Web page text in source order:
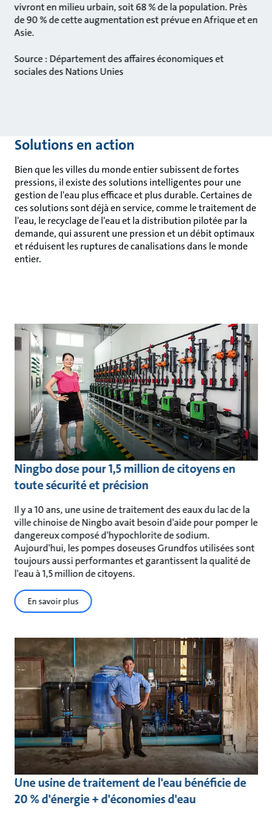
vivront en milieu urbain, soit 68 % de la population. Près
de 90 % de cette augmentation est prévue en Afrique et en
Asie.
Source : Département des affaires économiques et
sociales des Nations Unies
Solutions en action
Bien que les villes du monde entier subissent de fortes
pressions, il existe des solutions intelligentes pour une
gestion de l'eau plus efficace et plus durable. Certaines de
ces solutions sont déjà en service, comme le traitement de
l'eau, le recyclage de l'eau et la distribution pilotée par la
demande, qui assurent une pression et un débit optimaux
et réduisent les ruptures de canalisations dans le monde
entier.
Ningbo dose pour 1,5 million de citoyens en
toute sécurité et précision
Il y a 10 ans, une usine de traitement des eaux du lac de la
ville chinoise de Ningbo avait besoin d'aide pour pomper le
dangereux composé d'hypochlorite de sodium.
Aujourd'hui, les pompes doseuses Grundfos utilisées sont
toujours aussi performantes et garantissent la qualité de
l'eau à 1,5 million de citoyens.
En savoir plus
Une usine de traitement de l'eau bénéficie de
20 % d'énergie + d'économies d'eau